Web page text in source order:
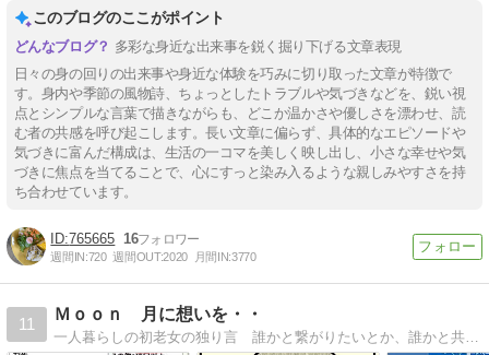
このブログのここがポイント
多彩な身近な出来事を鋭く掘り下げる文章表現
日々の身の回りの出来事や身近な体験を巧みに切り取った文章が特徴で
す。身内や季節の風物詩、ちょっとしたトラブルや気づきなどを、鋭い視
点とシンプルな言葉で描きながらも、どこか温かさや優しさを漂わせ、読
む者の共感を呼び起こします。長い文章に偏らず、具体的なエピソードや
気づきに富んだ構成は、生活の一コマを美しく映し出し、小さな幸せや気
づきに焦点を当てることで、心にすっと染み入るような親しみやすさを持
ち合わせています。
765665 16
週間IN:720 週間OUT:2020 月間IN:3770
11
Ｍｏｏｎ 月に想いを・・
一人暮らしの初老女の独り言 誰かと繋がりたいとか、誰かと共感し合うなんてもういいの・・ 月に向かって独り言・・